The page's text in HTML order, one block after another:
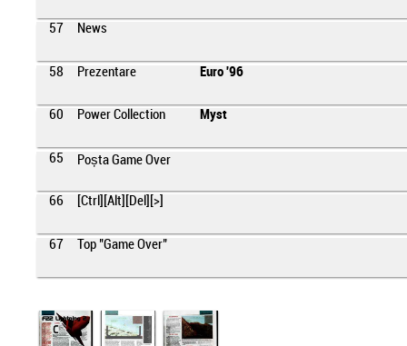
57 News
58 Prezentare Euro '96
60 Power Collection Myst
65 Poșta Game Over
66 [Ctrl][Alt][Del][>]
67 Top "Game Over"